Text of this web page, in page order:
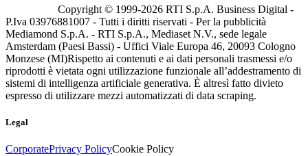
Copyright © 1999-2026 RTI S.p.A. Business Digital -
P.Iva 03976881007 - Tutti i diritti riservati - Per la pubblicità
Mediamond S.p.A. - RTI S.p.A., Mediaset N.V., sede legale
Amsterdam (Paesi Bassi) - Uffici Viale Europa 46, 20093 Cologno
Monzese (MI)Rispetto ai contenuti e ai dati personali trasmessi e/o
riprodotti è vietata ogni utilizzazione funzionale all’addestramento di
sistemi di intelligenza artificiale generativa. È altresì fatto divieto
espresso di utilizzare mezzi automatizzati di data scraping.
Legal
CorporatePrivacy PolicyCookie Policy